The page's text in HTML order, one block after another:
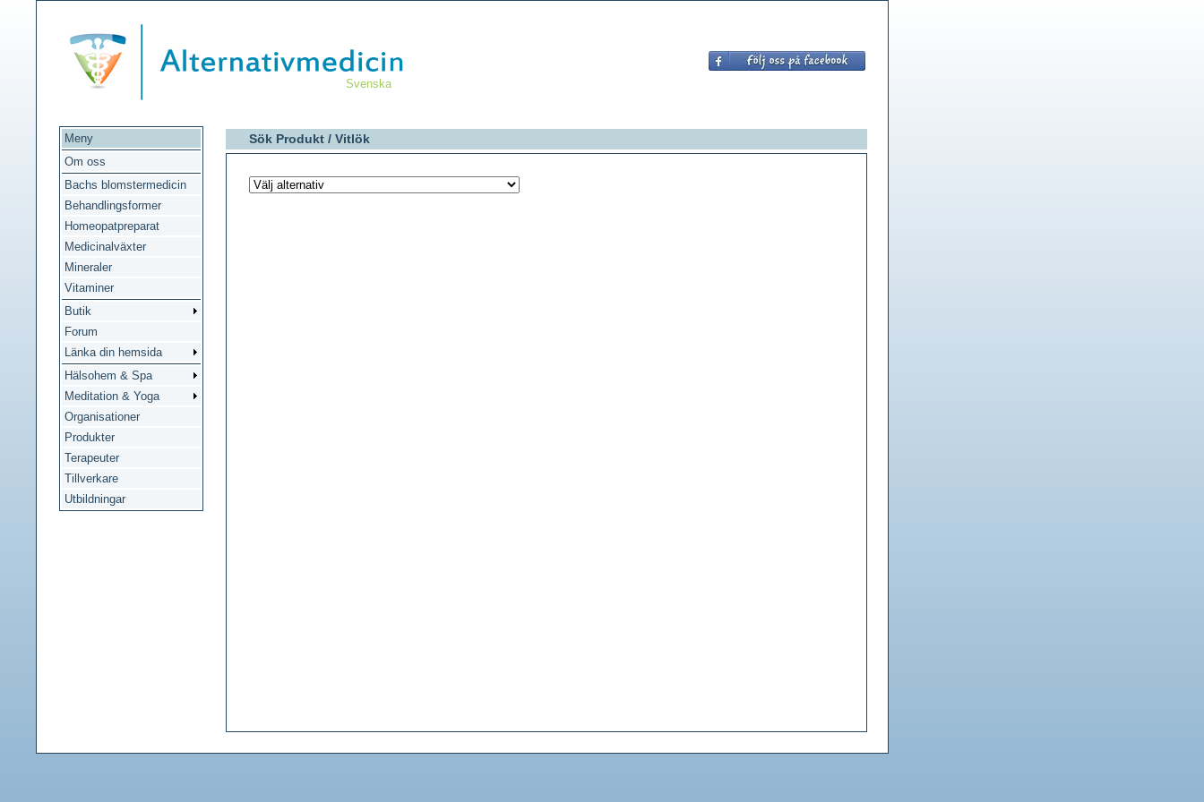
Svenska
Meny
Om oss
Bachs blomstermedicin
Behandlingsformer
Homeopatpreparat
Medicinalväxter
Mineraler
Vitaminer
Butik
Forum
Länka din hemsida
Hälsohem & Spa
Meditation & Yoga
Organisationer
Produkter
Terapeuter
Tillverkare
Utbildningar
Sök Produkt / Vitlök